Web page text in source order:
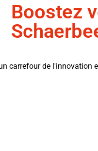
Boostez
carrefour de l'innovation